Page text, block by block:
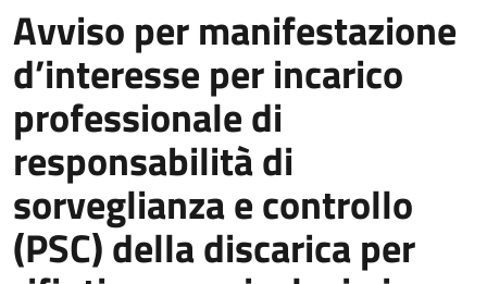
PROFESSIONE
AGGIORNAMENTI PROFESSIONALI
Avviso per manifestazione
d’interesse per incarico
professionale di
responsabilità di
sorveglianza e controllo
(PSC) della discarica per